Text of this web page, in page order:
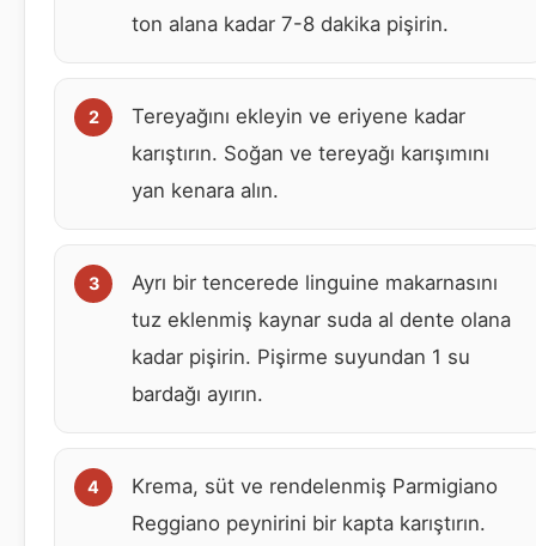
ton alana kadar 7-8 dakika pişirin.
Tereyağını ekleyin ve eriyene kadar
karıştırın. Soğan ve tereyağı karışımını
yan kenara alın.
Ayrı bir tencerede linguine makarnasını
tuz eklenmiş kaynar suda al dente olana
kadar pişirin. Pişirme suyundan 1 su
bardağı ayırın.
Krema, süt ve rendelenmiş Parmigiano
Reggiano peynirini bir kapta karıştırın.